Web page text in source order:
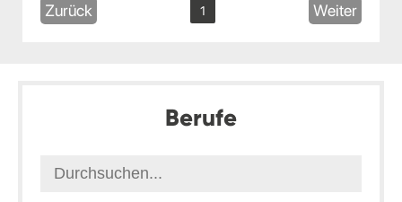
Zurück 1 Weiter
Berufe